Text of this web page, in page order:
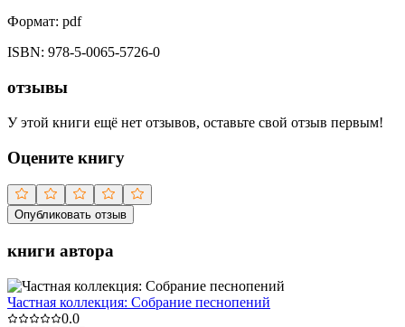
Формат: pdf
ISBN: 978-5-0065-5726-0
отзывы
У этой книги ещё нет отзывов, оставьте свой отзыв первым!
Оцените книгу
Опубликовать отзыв
книги автора
Частная коллекция: Собрание песнопений
0.0